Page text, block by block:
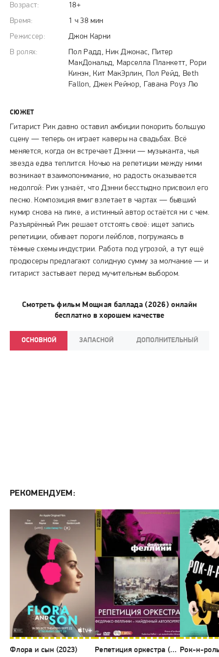
Возраст:
18+
Время:
1 ч 38 мин
Режиссер:
Джон Карни
В ролях:
Пол Радд, Ник Джонас, Питер
МакДональд, Марселла Планкетт, Рори
Кинэн, Кит МакЭрлин, Пол Рейд, Beth
Fallon, Джек Рейнор, Гавана Роуз Лю
СЮЖЕТ
Гитарист Рик давно оставил амбиции покорить большую
сцену — теперь он играет каверы на свадьбах. Всё
меняется, когда он встречает Дэнни — музыканта, чья
звезда едва теплится. Ночью на репетиции между ними
возникает взаимопонимание, но радость оказывается
недолгой: Рик узнаёт, что Дэнни бесстыдно присвоил его
песню. Композиция вмиг взлетает в чартах — бывший
кумир снова на пике, а истинный автор остаётся ни с чем.
Разъярённый Рик решает отстоять своё: ищет запись
репетиции, обивает пороги лейблов, погружаясь в
тёмные схемы индустрии. Работа под угрозой, а тут ещё
продюсеры предлагают солидную сумму за молчание — и
гитарист застывает перед мучительным выбором.
Смотреть фильм Мощная баллада (2026) онлайн
бесплатно в хорошем качестве
ОСНОВНОЙ ЗАПАСНОЙ ДОПОЛНИТЕЛЬНЫЙ
РЕКОМЕНДУЕМ:
Флора и сын (2023) Репетиция оркестра (1978) Рок-н-